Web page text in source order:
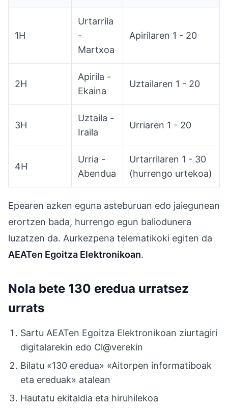
1H
Urtarrila
-
Martxoa
Apirilaren 1 - 20
2H
Apirila -
Ekaina
Uztailaren 1 - 20
3H
Uztaila -
Iraila
Urriaren 1 - 20
4H
Urria -
Abendua
Urtarrilaren 1 - 30
(hurrengo urtekoa)
Epearen azken eguna asteburuan edo jaiegunean
erortzen bada, hurrengo egun baliodunera
luzatzen da. Aurkezpena telematikoki egiten da
AEATen Egoitza Elektronikoan.
Nola bete 130 eredua urratsez
urrats
Sartu AEATen Egoitza Elektronikoan ziurtagiri
digitalarekin edo Cl@verekin
Bilatu «130 eredua» «Aitorpen informatiboak
eta ereduak» atalean
Hautatu ekitaldia eta hiruhilekoa